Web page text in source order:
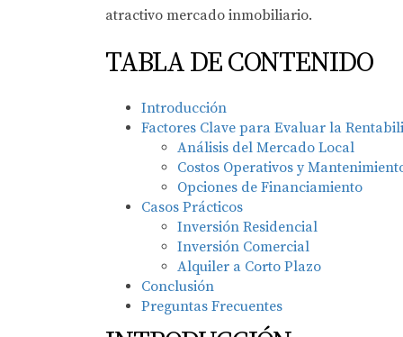
atractivo mercado inmobiliario.
TABLA DE CONTENIDO
Introducción
Factores Clave para Evaluar la
Análisis del Mercado Local
Costos Operativos y
Opciones de Financiamiento
Casos Prácticos
Inversión Residencial
Inversión Comercial
Alquiler a Corto Plazo
Conclusión
Preguntas Frecuentes